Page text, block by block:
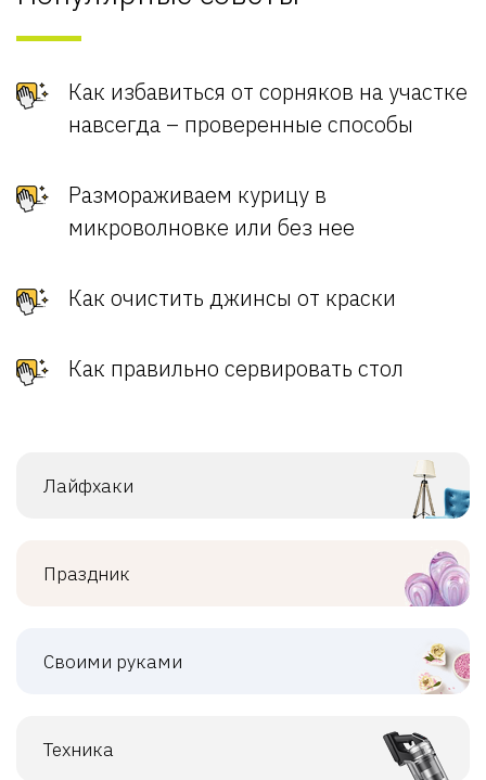
Как избавиться от сорняков на участке
навсегда – проверенные способы
Размораживаем курицу в
микроволновке или без нее
Как очистить джинсы от краски
Как правильно сервировать стол
Лайфхаки
Праздник
Своими руками
Техника